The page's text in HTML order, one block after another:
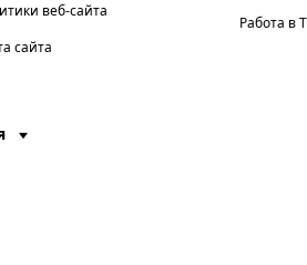
веб-сайта
сайта
Работа в